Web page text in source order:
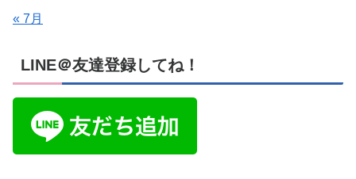
« 7月
LINE＠友達登録してね！